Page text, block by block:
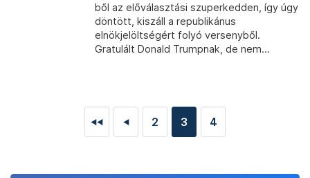
ből az előválasztási szuperkedden, így úgy
döntött, kiszáll a republikánus
elnökjelöltségért folyó versenyből.
Gratulált Donald Trumpnak, de nem...
◄◄ ◄ 2 3 4